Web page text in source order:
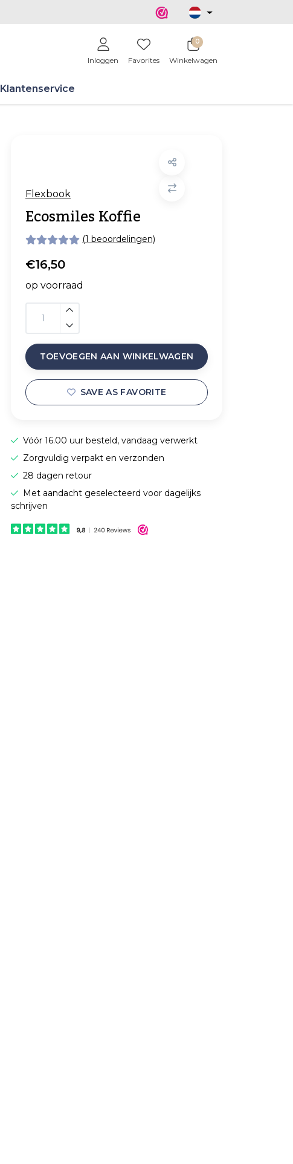
Inloggen Favorites
0
Winkelwagen
Klantenservice
Flexbook
Ecosmiles Koffie
(1 beoordelingen)
€16,50
op voorraad
TOEVOEGEN AAN WINKELWAGEN
SAVE AS FAVORITE
Vóór 16.00 uur besteld, vandaag verwerkt
Zorgvuldig verpakt en verzonden
28 dagen retour
Met aandacht geselecteerd voor dagelijks
schrijven